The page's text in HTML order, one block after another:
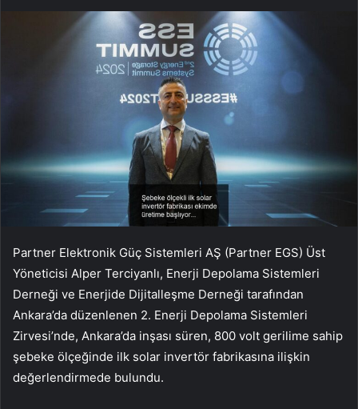
Partner Elektronik Güç Sistemleri AŞ (Partner EGS) Üst
Yöneticisi Alper Terciyanlı, Enerji Depolama Sistemleri
Derneği ve Enerjide Dijitalleşme Derneği tarafından
Ankara’da düzenlenen 2. Enerji Depolama Sistemleri
Zirvesi’nde, Ankara’da inşası süren, 800 volt gerilime sahip
şebeke ölçeğinde ilk solar invertör fabrikasına ilişkin
değerlendirmede bulundu.